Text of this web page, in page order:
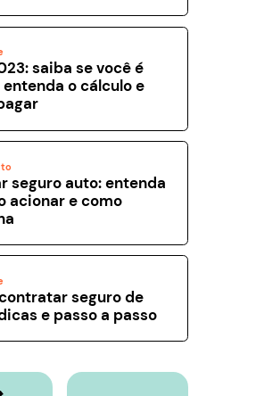
saiba se você é
o cálculo e
seguro auto: entenda
acionar e como
seguro de
e passo a passo